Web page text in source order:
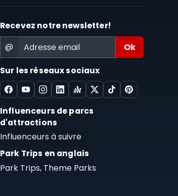
Recevez notre newsletter!
@
Sur les réseaux sociaux
Influenceurs de parcs
d'attractions
Influenceurs à suivre
Park Trips en anglais
Park Trips, Theme Parks